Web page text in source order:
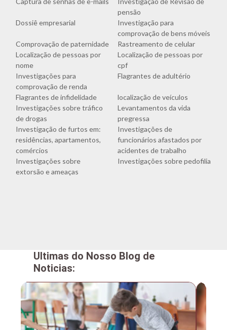
pensão
Dossiê empresarial
Investigação para
comprovação de bens móveis
Comprovação de paternidade
Rastreamento de celular
Localização de pessoas por
nome
Localização de pessoas por
cpf
Investigações para
comprovação de renda
Flagrantes de adultério
Flagrantes de infidelidade
localização de veículos
Investigações sobre tráfico
de drogas
Levantamentos da vida
pregressa
Investigação de furtos em:
residências, apartamentos,
comércios
Investigações de
funcionários afastados por
acidentes de trabalho
Investigações sobre
extorsão e ameaças
Investigações sobre pedofilia
Ultimas do Nosso Blog de
Noticias: